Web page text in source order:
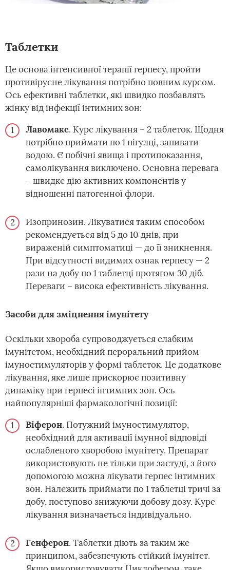
Таблетки
Це основа інтенсивної терапії герпесу, пройти
противірусне лікування потрібно повним курсом.
Ось ефективні таблетки, які швидко позбавлять
жінку від інфекції інтимних зон:
Лавомакс. Курс лікування – 2 таблеток. Щодня
потрібно приймати по 1 пігулці, запивати
водою. Є побічні явища і протипоказання,
самолікування виключено. Основна перевага
– швидке дію активних компонентів у
відношенні патогенної флори.
Изопринозин. Лікуватися таким способом
рекомендується від 5 до 10 днів, при
вираженій симптоматиці — до її зникнення.
При відсутності видимих ознак герпесу — 2
рази на добу по 1 таблетці протягом 30 діб.
Переваги – висока ефективність лікування.
Засоби для зміцнення імунітету
Оскільки хвороба супроводжується слабким
імунітетом, необхідний пероральний прийом
імуностимуляторів у формі таблеток. Це додаткове
лікування, яке лише прискорює позитивну
динаміку при герпесі інтимних зон. Ось
найпопулярніші фармакологічні позиції:
Віферон. Потужний імуностимулятор,
необхідний для активації імунної відповіді
ослабленого хворобою імунітету. Препарат
використовують не тільки при застуді, з його
допомогою можна лікувати герпес інтимних
зон. Належить приймати по 1 таблетці тричі за
добу, поступово знижуючи добову дозу. Курс
лікування визначається індивідуально.
Генферон. Таблетки діють за таким же
принципом, забезпечують стійкий імунітет.